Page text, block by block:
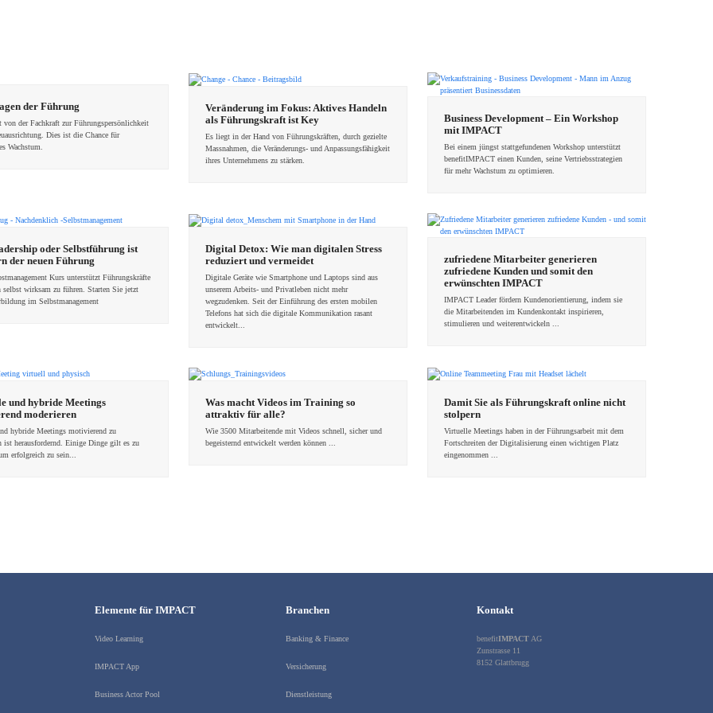
der Führung
von der Fachkraft zur Führungspersönlichkeit
Dies ist die Chance für
Wachstum.
Veränderung im Fokus: Aktives Handeln
als Führungskraft ist Key
Es liegt in der Hand von Führungskräften, durch gezielte
Massnahmen, die Veränderungs- und Anpassungsfähigkeit
ihres Unternehmens zu stärken.
Business Development – Ein Workshop
mit IMPACT
Bei einem jüngst stattgefundenen Workshop unterstützt
benefitIMPACT einen Kunden, seine Vertriebsstrategien
für mehr Wachstum zu optimieren.
oder Selbstführung ist
der neuen Führung
Kurs unterstützt Führungskräfte
selbst wirksam zu führen. Starten Sie jetzt
im Selbstmanagement
Digital Detox: Wie man digitalen Stress
reduziert und vermeidet
Digitale Geräte wie Smartphone und Laptops sind aus
unserem Arbeits- und Privatleben nicht mehr
wegzudenken. Seit der Einführung des ersten mobilen
Telefons hat sich die digitale Kommunikation rasant
entwickelt...
zufriedene Mitarbeiter generieren
zufriedene Kunden und somit den
erwünschten IMPACT
IMPACT Leader fördern Kundenorientierung, indem sie
die Mitarbeitenden im Kundenkontakt inspirieren,
stimulieren und weiterentwickeln ...
und hybride Meetings
moderieren
hybride Meetings motivierend zu
ist herausfordernd. Einige Dinge gilt es zu
erfolgreich zu sein...
Was macht Videos im Training so
attraktiv für alle?
Wie 3500 Mitarbeitende mit Videos schnell, sicher und
begeisternd entwickelt werden können ...
Damit Sie als Führungskraft online nicht
stolpern
Virtuelle Meetings haben in der Führungsarbeit mit dem
Fortschreiten der Digitalisierung einen wichtigen Platz
eingenommen ...
Elemente für IMPACT
Video Learning
IMPACT App
Business Actor Pool
Branchen
Banking & Finance
Versicherung
Dienstleistung
Kontakt
benefitIMPACT AG
Zunstrasse 11
8152 Glattbrugg